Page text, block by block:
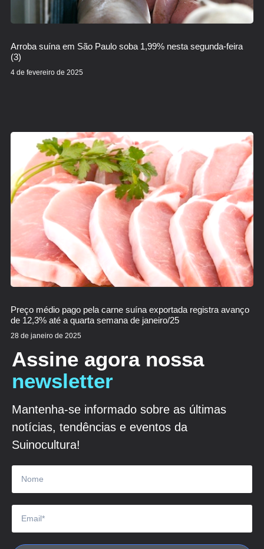
Arroba suína em São Paulo soba 1,99% nesta segunda-feira
(3)
4 de fevereiro de 2025
Preço médio pago pela carne suína exportada registra avanço
de 12,3% até a quarta semana de janeiro/25
28 de janeiro de 2025
Assine agora nossa
newsletter
Mantenha-se informado sobre as últimas
notícias, tendências e eventos da
Suinocultura!